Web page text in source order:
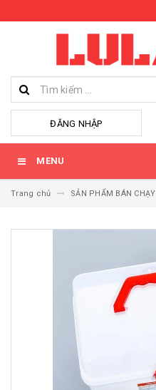
ĐĂNG NHẬP
MENU
Trang chủ SẢN PHẨM BÁN CHẠY